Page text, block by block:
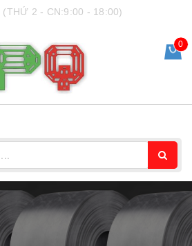
(THỨ 2 - CN:9:00 - 18:00)
0